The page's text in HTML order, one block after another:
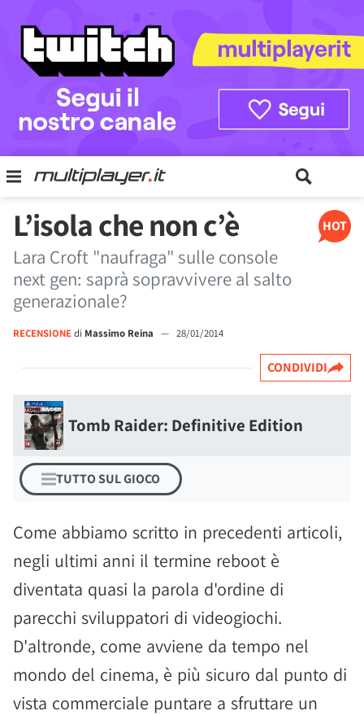
HOT
L’isola che non c’è
Lara Croft "naufraga" sulle console
next gen: saprà sopravvivere al salto
generazionale?
RECENSIONEdi Massimo Reina — 28/01/2014
CONDIVIDI
Tomb Raider: Definitive Edition
TUTTO SUL GIOCO
Come abbiamo scritto in precedenti articoli,
negli ultimi anni il termine reboot è
diventata quasi la parola d'ordine di
parecchi sviluppatori di videogiochi.
D'altronde, come avviene da tempo nel
mondo del cinema, è più sicuro dal punto di
vista commerciale puntare a sfruttare un